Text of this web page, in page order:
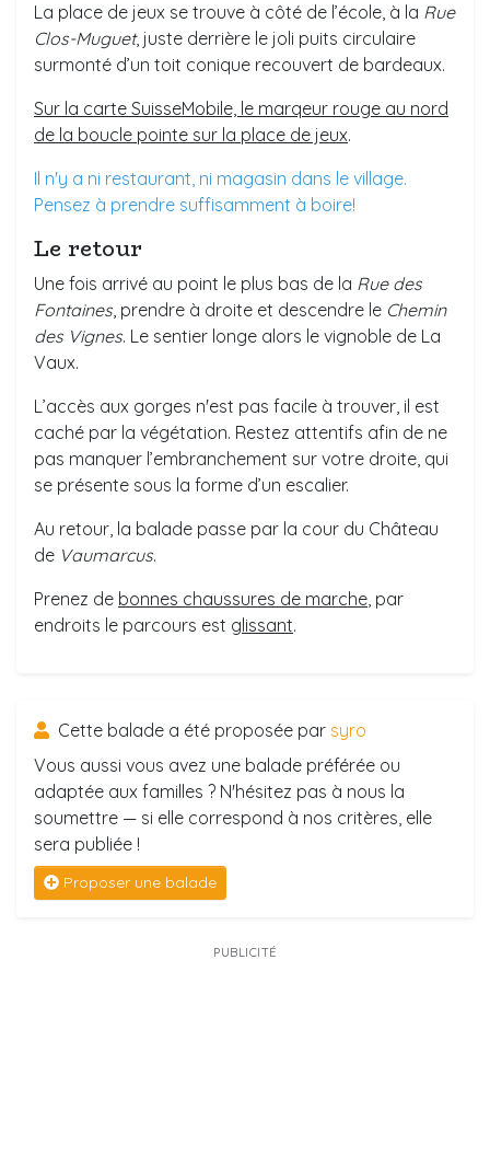
La place de jeux se trouve à côté de l’école, à la Rue
Clos-Muguet, juste derrière le joli puits circulaire
surmonté d’un toit conique recouvert de bardeaux.
Sur la carte SuisseMobile, le marqeur rouge au nord
de la boucle pointe sur la place de jeux.
Il n'y a ni restaurant, ni magasin dans le village.
Pensez à prendre suffisamment à boire!
Le retour
Une fois arrivé au point le plus bas de la Rue des
Fontaines, prendre à droite et descendre le Chemin
des Vignes. Le sentier longe alors le vignoble de La
Vaux.
L’accès aux gorges n'est pas facile à trouver, il est
caché par la végétation. Restez attentifs afin de ne
pas manquer l’embranchement sur votre droite, qui
se présente sous la forme d’un escalier.
Au retour, la balade passe par la cour du Château
de Vaumarcus.
Prenez de bonnes chaussures de marche , par
endroits le parcours est glissant.
Cette balade a été proposée par syro
Vous aussi vous avez une balade préférée ou
adaptée aux familles ? N'hésitez pas à nous la
soumettre — si elle correspond à nos critères, elle
sera publiée !
Proposer une balade
PUBLICITÉ